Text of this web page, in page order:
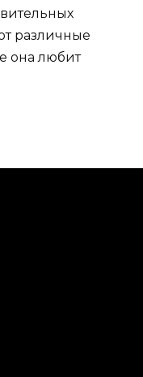
различные
она любит